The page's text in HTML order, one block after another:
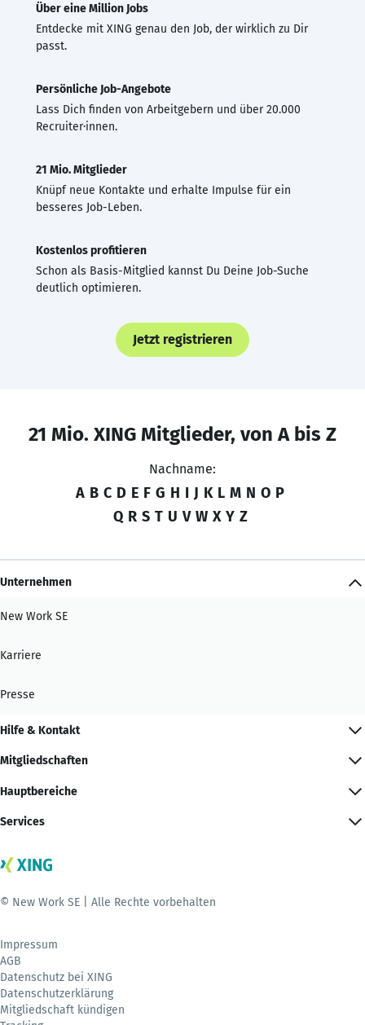
Über eine Million Jobs
Entdecke mit XING genau den Job, der wirklich zu Dir
passt.
Persönliche Job-Angebote
Lass Dich finden von Arbeitgebern und über 20.000
Recruiter·innen.
21 Mio. Mitglieder
Knüpf neue Kontakte und erhalte Impulse für ein
besseres Job-Leben.
Kostenlos profitieren
Schon als Basis-Mitglied kannst Du Deine Job-Suche
deutlich optimieren.
Jetzt registrieren
21 Mio. XING Mitglieder, von A bis Z
Nachname:
A B C D E F G H I J K L M N O P
Q R S T U V W X Y Z
Unternehmen
New Work SE
Karriere
Presse
Hilfe & Kontakt
Mitgliedschaften
Hauptbereiche
Services
© New Work SE | Alle Rechte vorbehalten
Impressum
AGB
Datenschutz bei XING
Datenschutzerklärung
Mitgliedschaft kündigen